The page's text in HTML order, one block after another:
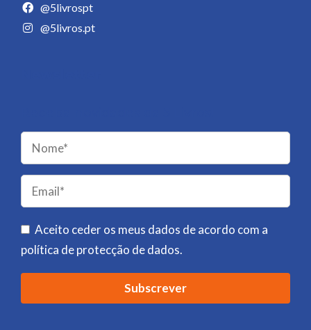
@5livrospt
@5livros.pt
Please
leave
this
field
empty.
Aceito ceder os meus dados de acordo com a
política de protecção de dados.